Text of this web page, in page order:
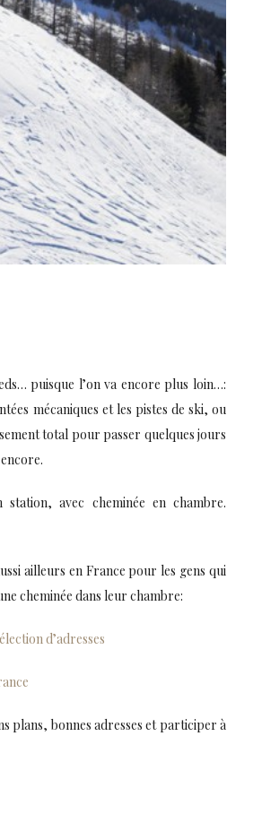
puisque l’on va encore plus loin…:
mécaniques et les pistes de ski, ou
total pour passer quelques jours
avec cheminée en chambre.
ailleurs en France pour les gens qui
cheminée dans leur chambre:
d’adresses
plans, bonnes adresses et participer à